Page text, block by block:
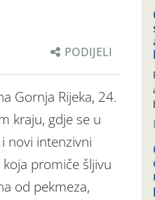
PODIJELI
Gornja Rijeka, 24.
kraju, gdje se u
novi intenzivni
promiče šljivu
od pekmeza,